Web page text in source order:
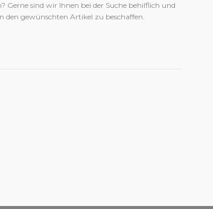
Gerne sind wir Ihnen bei der Suche behilflich und
den gewünschten Artikel zu beschaffen.